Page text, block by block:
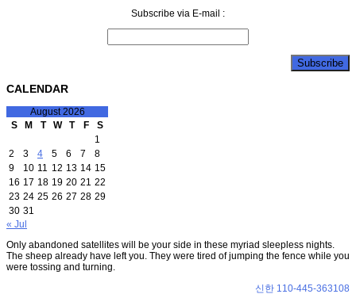
Subscribe via E-mail :
CALENDAR
August 2026
S
M T W T F
S
1
2
3 4 5 6 7
8
9
10 11 12 13 14 15
16 17 18 19 20 21 22
23 24 25 26 27 28 29
30 31
« Jul
Only abandoned satellites will be your side in these myriad sleepless nights.
The sheep already have left you. They were tired of jumping the fence while you
were tossing and turning.
신한 110-445-363108